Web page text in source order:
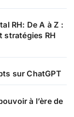
RH: De A à Z :
stratégies RH
sur ChatGPT
à l’ère de